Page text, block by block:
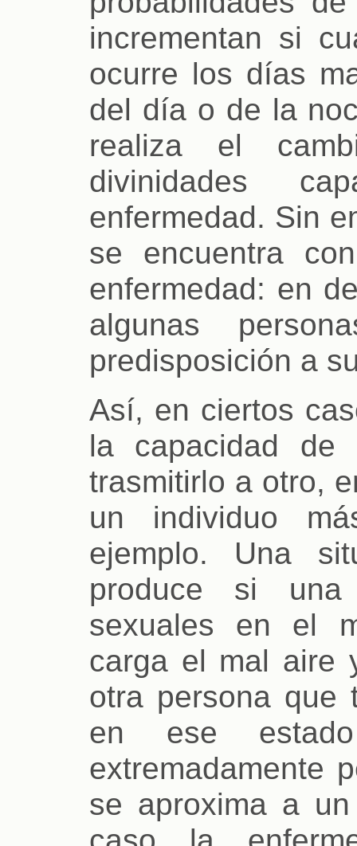
incrementan si
ocurre los días
del día o de la
realiza el
divinidades
enfermedad. Sin
se encuentra
enfermedad: en
algunas
predisposición a
Así, en ciertos
la capacidad
trasmitirlo a otro,
un individuo
ejemplo. Una
produce si una
sexuales en el
carga el mal aire
otra persona que
en ese
extremadamente
se aproxima a